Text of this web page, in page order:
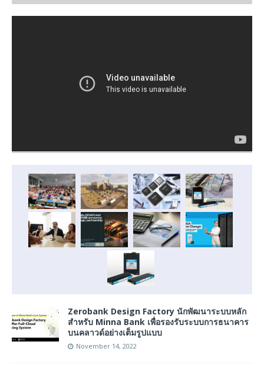
Zerobank Design Factory นักพัฒนาระบบหลัก
สำหรับ Minna Bank เพื่อรองรับระบบการธนาคาร
บนคลาวด์อย่างเต็มรูปแบบ
November 14, 2022